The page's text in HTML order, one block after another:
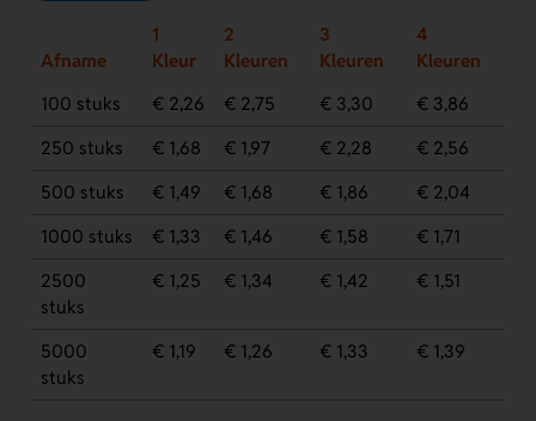
Afname
1
Kleur
2
Kleuren
3
Kleuren
4
Kleuren
100 stuks
€ 2,26 € 2,75 € 3,30
€ 3,86
250 stuks
€ 1,68 € 1,97 € 2,28
€ 2,56
500 stuks
€ 1,49 € 1,68 € 1,86
€ 2,04
1000 stuks
€ 1,33 € 1,46 € 1,58
€ 1,71
2500
stuks
€ 1,25 € 1,34 € 1,42 € 1,51
5000
stuks
€ 1,19 € 1,26 € 1,33 € 1,39